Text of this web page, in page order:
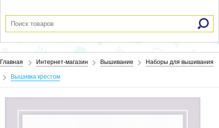
Главная Интернет-магазин Вышивание Наборы для вышивания
Вышивка крестом